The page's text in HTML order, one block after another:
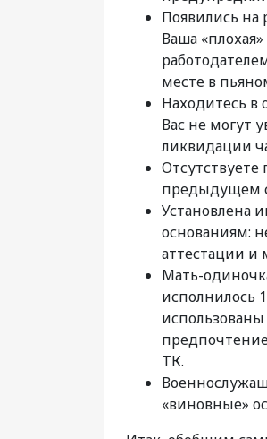
Появились на
Ваша
месте в
Находитесь в
Вас не могут
ликвидации
Отсутствуете
предыдущем
Установлена
основаниям:
аттестации и
Мать-
исполнилось
ТК.
«виновные»